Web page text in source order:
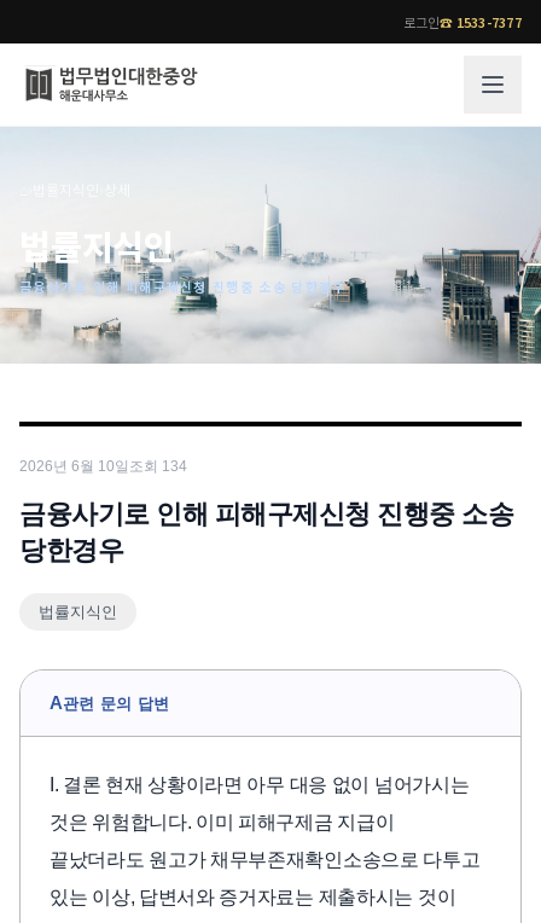
로그인☎ 1533-7377
오시는 길
통합검색
기업 인사이트
사례분석/최신동향
법률지식인
업무분야
전체
소식/자료
공지사항
뉴스레터/브로슈어
법률지식인
금융사기로 인해 피해구제신청 진행중 소송 당한경우
2026년 6월 10일 조회 134
금융사기로 인해 피해구제신청 진행중 소송
당한경우
법률지식인
A관련 문의 답변
I. 결론 현재 상황이라면 아무 대응 없이 넘어가시는
것은 위험합니다. 이미 피해구제금 지급이
끝났더라도 원고가 채무부존재확인소송으로 다투고
있는 이상, 답변서와 증거자료는 제출하시는 것이